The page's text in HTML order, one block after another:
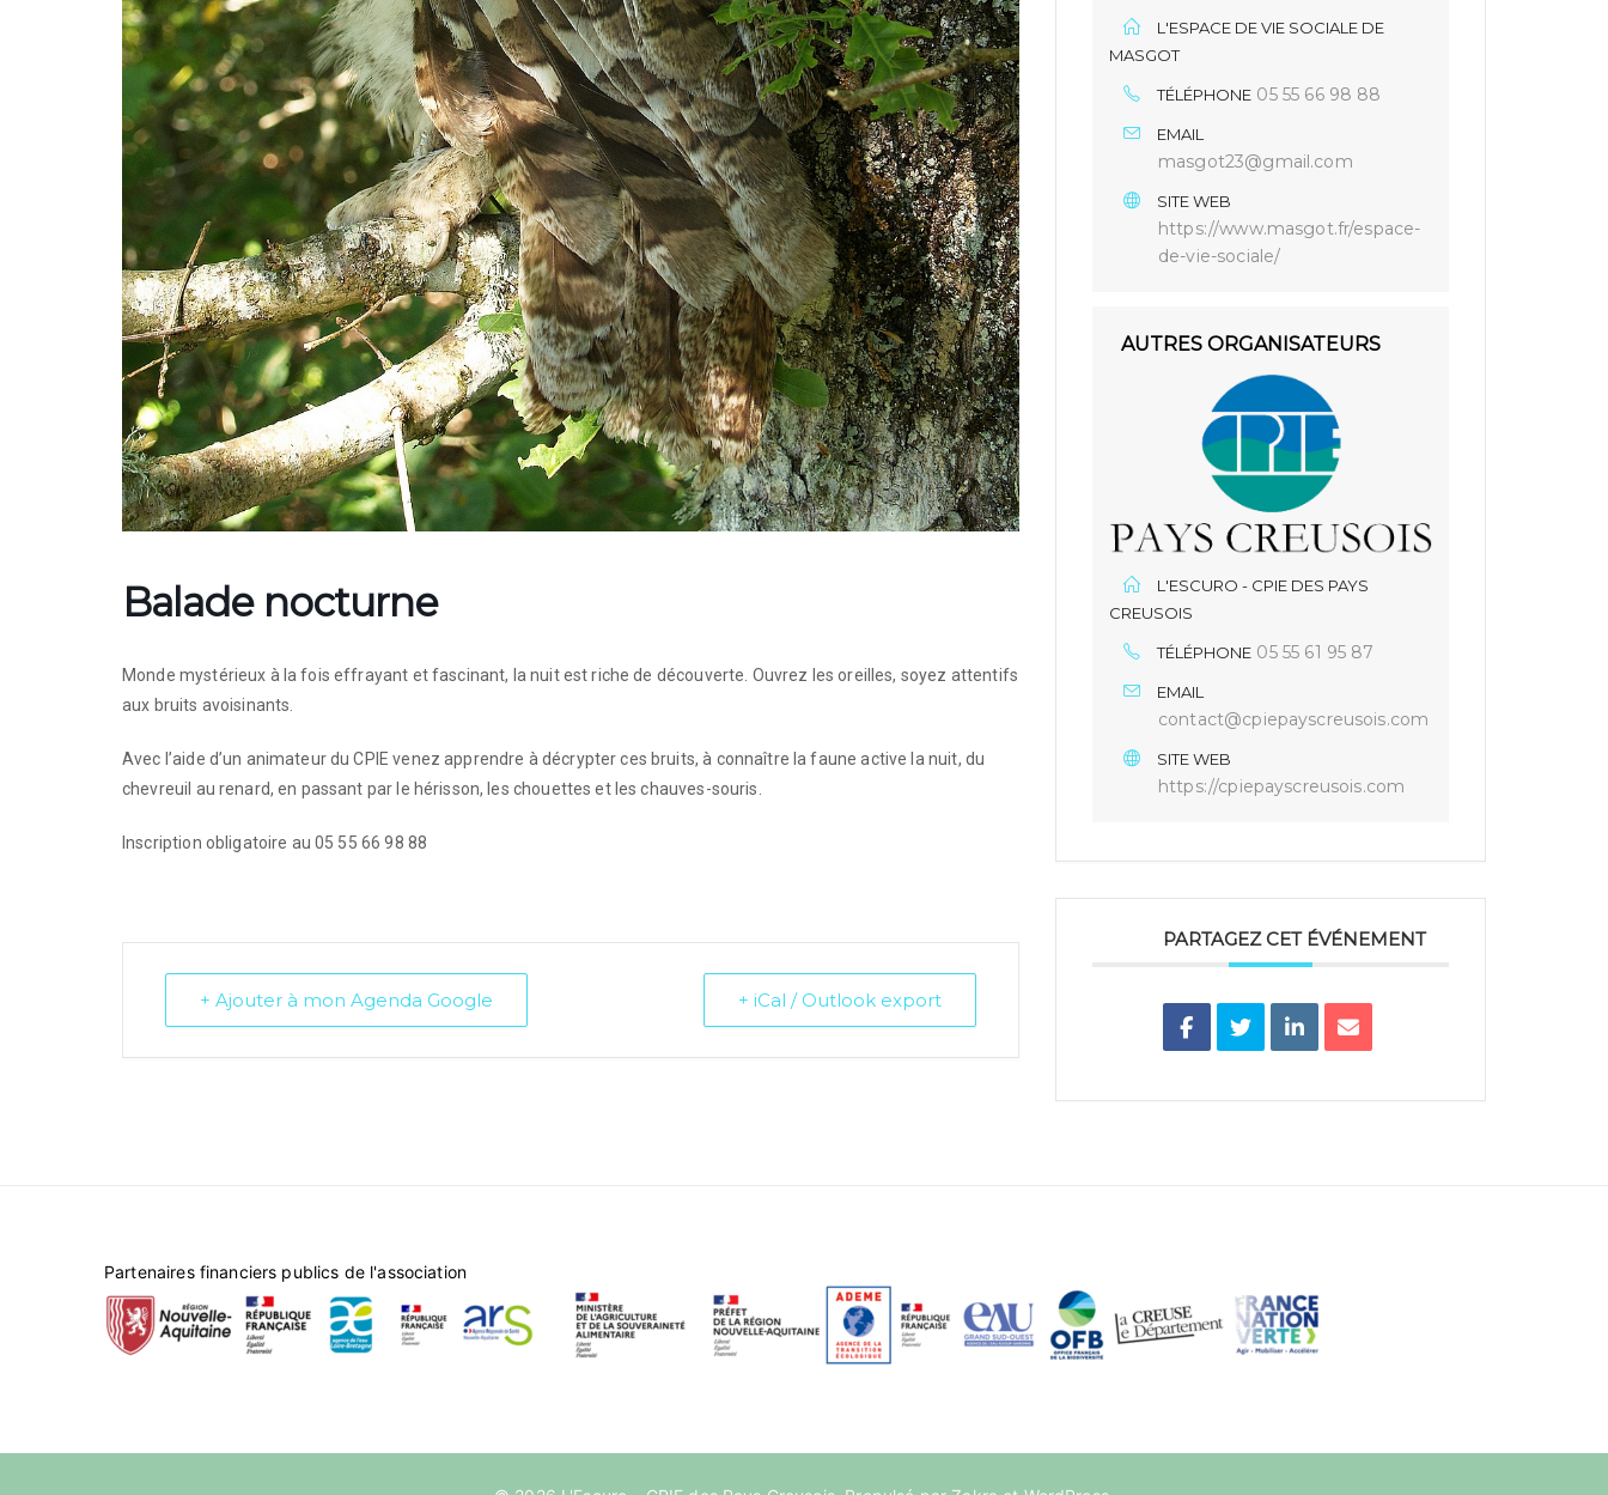
Balade nocturne
Monde mystérieux à la fois effrayant et fascinant, la nuit est riche de découverte. Ouvrez les oreilles, soyez attentifs
aux bruits avoisinants.
Avec l’aide d’un animateur du CPIE venez apprendre à décrypter ces bruits, à connaître la faune active la nuit, du
chevreuil au renard, en passant par le hérisson, les chouettes et les chauves-souris.
Inscription obligatoire au 05 55 66 98 88
+ Ajouter à mon Agenda Google + iCal / Outlook export
L'ESPACE DE VIE SOCIALE DE
MASGOT
TÉLÉPHONE 05 55 66 98 88
EMAIL
masgot23@gmail.com
SITE WEB
https://www.masgot.fr/espace-
de-vie-sociale/
AUTRES ORGANISATEURS
L'ESCURO - CPIE DES PAYS
CREUSOIS
TÉLÉPHONE 05 55 61 95 87
EMAIL
contact@cpiepayscreusois.com
SITE WEB
https://cpiepayscreusois.com
PARTAGEZ CET ÉVÉNEMENT
Partenaires financiers publics de l'association